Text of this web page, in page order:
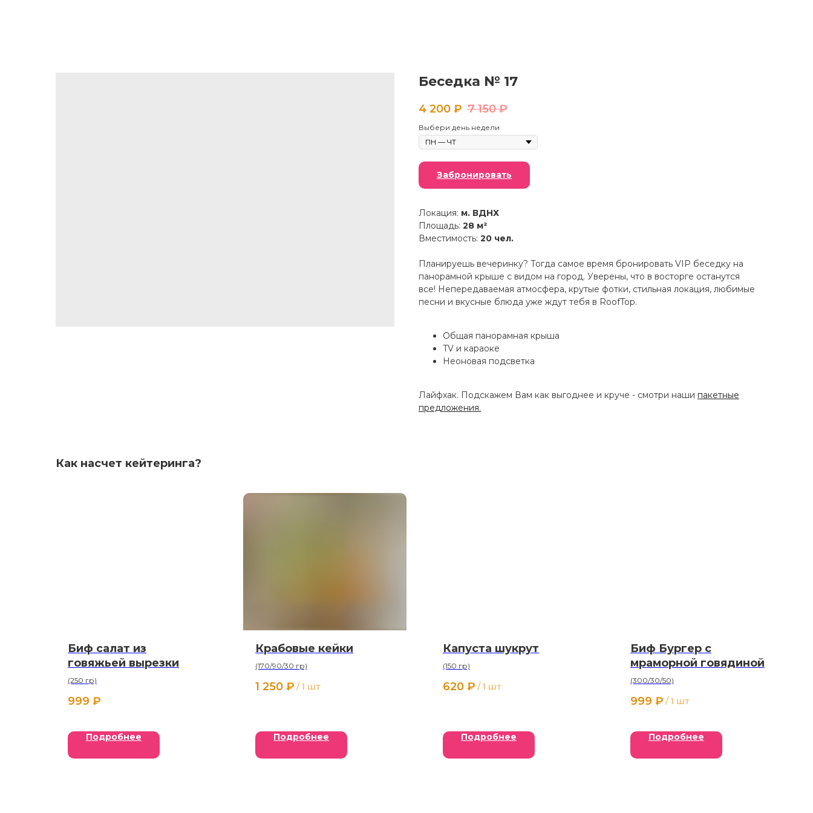
Беседка № 17
4 200 ₽ 7 150 ₽
Выбери день недели
Забронировать
Локация: м. ВДНХ
Площадь: 28 м²
Вместимость: 20 чел.
Планируешь вечеринку? Тогда самое время бронировать VIP беседку на
панорамной крыше с видом на город. Уверены, что в восторге останутся
все! Непередаваемая атмосфера, крутые фотки, стильная локация, любимые
песни и вкусные блюда уже ждут тебя в RoofTop.
Общая панорамная крыша
TV и караоке
Неоновая подсветка
Лайфхак. Подскажем Вам как выгоднее и круче - смотри наши пакетные
предложения.
Как насчет кейтеринга?
Биф салат из
говяжьей вырезки
(250 гр)
999 ₽
Подробнее
Крабовые кейки
(170/90/30 гр)
1 250 ₽ / 1 шт
Подробнее
Капуста шукрут
(150 гр)
620 ₽ / 1 шт
Подробнее
Биф Бургер с
мраморной говядиной
(300/30/50)
999 ₽ / 1 шт
Подробнее